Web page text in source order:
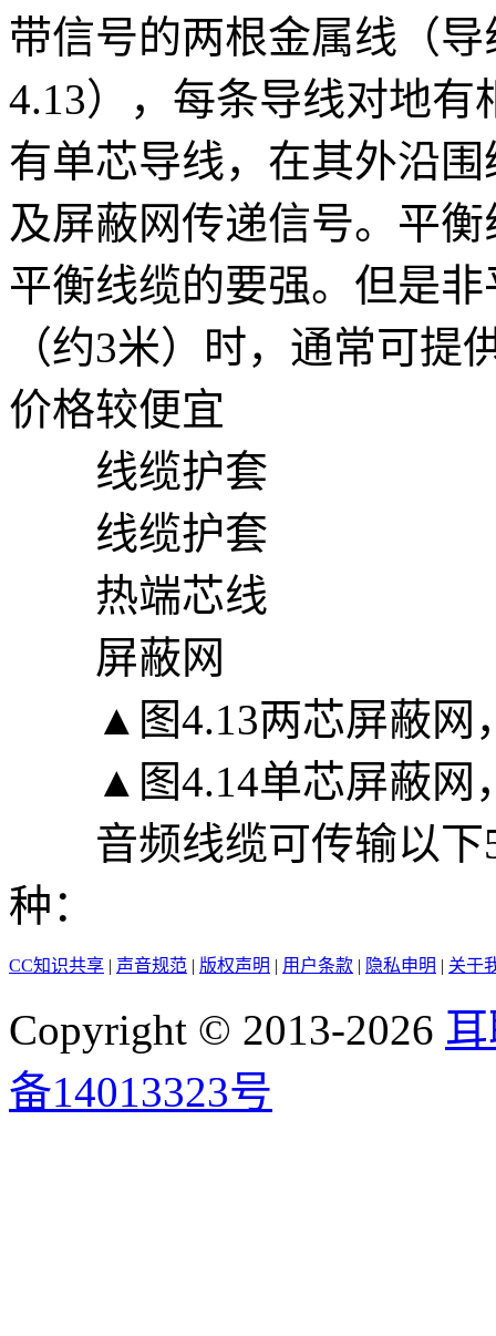
带信号的两根金属线（
4.13），每条导线对地
有单芯导线，在其外沿
及屏蔽网传递信号。平
平衡线缆的要强。但是
（约3米）时，通常可
价格较便宜
线缆护套
线缆护套
热端芯线
屏蔽网
▲图4.13两芯屏蔽网
▲图4.14单芯屏蔽网
音频线缆可传输以下5
种：
CC知识共享 | 声音规范 | 版权声明 | 用户条款 | 隐私申明 | 关于
Copyright © 2013-2026
备14013323号